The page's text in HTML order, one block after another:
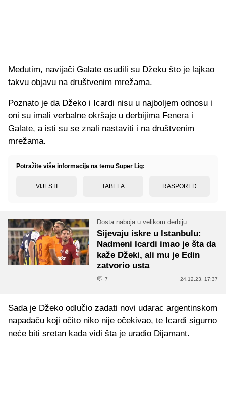
Međutim, navijači Galate osudili su Džeku što je lajkao
takvu objavu na društvenim mrežama.
Poznato je da Džeko i Icardi nisu u najboljem odnosu i
oni su imali verbalne okršaje u derbijima Fenera i
Galate, a isti su se znali nastaviti i na društvenim
mrežama.
Potražite više informacija na temu Super Lig:
VIJESTI TABELA RASPORED
Dosta naboja u velikom derbiju
Sijevaju iskre u Istanbulu:
Nadmeni Icardi imao je šta da
kaže Džeki, ali mu je Edin
zatvorio usta
7 24.12.23. 17:37
Sada je Džeko odlučio zadati novi udarac argentinskom
napadaču koji očito niko nije očekivao, te Icardi sigurno
neće biti sretan kada vidi šta je uradio Dijamant.